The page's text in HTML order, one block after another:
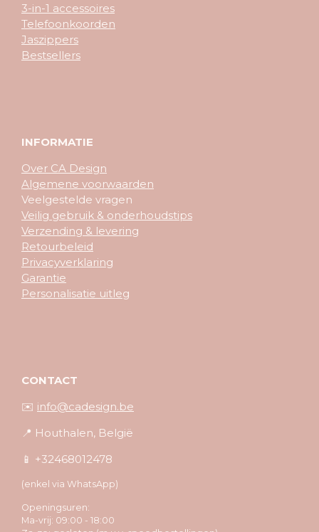
3-in-1 accessoires
Telefoonkoorden
Jaszippers
Bestsellers
INFORMATIE
Over CA Design
Algemene voorwaarden
Veelgestelde vragen
Veilig gebruik & onderhoudstips
Verzending & levering
Retourbeleid
Privacyverklaring
Garantie
Personalisatie uitleg
CONTACT
✉️ info@cadesign.be
📍 Houthalen, België
📱 +32468012478
(enkel via WhatsApp)
Openingsuren:
Ma-vrij: 09:00 - 18:00